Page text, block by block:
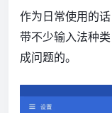
作为日常使用的
带不少输入法种
成问题的。